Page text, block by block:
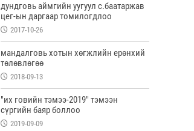
дундговь аймгийн уугуул с.баатаржав
цег-ын даргаар томилогдлоо
2017-10-26
мандалговь хотын хөгжлийн ерөнхий
төлөвлөгөө
2018-09-13
"их говийн тэмээ-2019" тэмээн
сүргийн баяр боллоо
2019-09-09